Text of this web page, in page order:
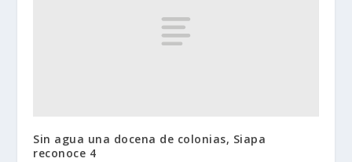
Sin agua una docena de colonias, Siapa
reconoce 4